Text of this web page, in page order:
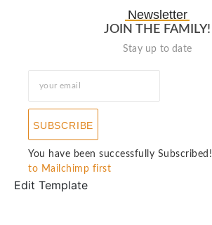
Newsletter
JOIN THE FAMILY!
Stay up to date
SUBSCRIBE
You have been successfully Subscribed!
to Mailchimp first
Edit Template